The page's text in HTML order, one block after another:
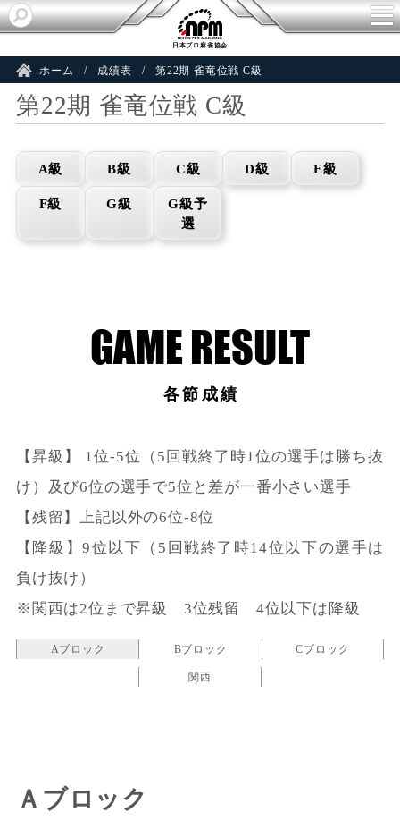
日本プロ麻雀協会
ホーム 成績表 第22期 雀竜位戦 C級
第22期 雀竜位戦 C級
A級 B級 C級 D級 E級
F級 G級
G級予
選
各節成績
【昇級】 1位-5位（5回戦終了時1位の選手は勝ち抜
け）及び6位の選手で5位と差が一番小さい選手
【残留】上記以外の6位-8位
【降級】9位以下（5回戦終了時14位以下の選手は
負け抜け）
※関西は2位まで昇級 3位残留 4位以下は降級
Aブロック Bブロック Cブロック
関西
Ａブロック